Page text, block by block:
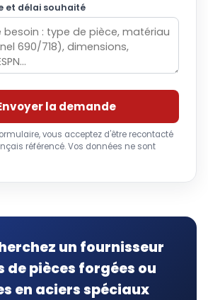
et délai souhaité
la demande
vous acceptez d'être recontacté
référencé. Vos données ne sont
un fournisseur
de pièces forgées ou
en aciers spéciaux